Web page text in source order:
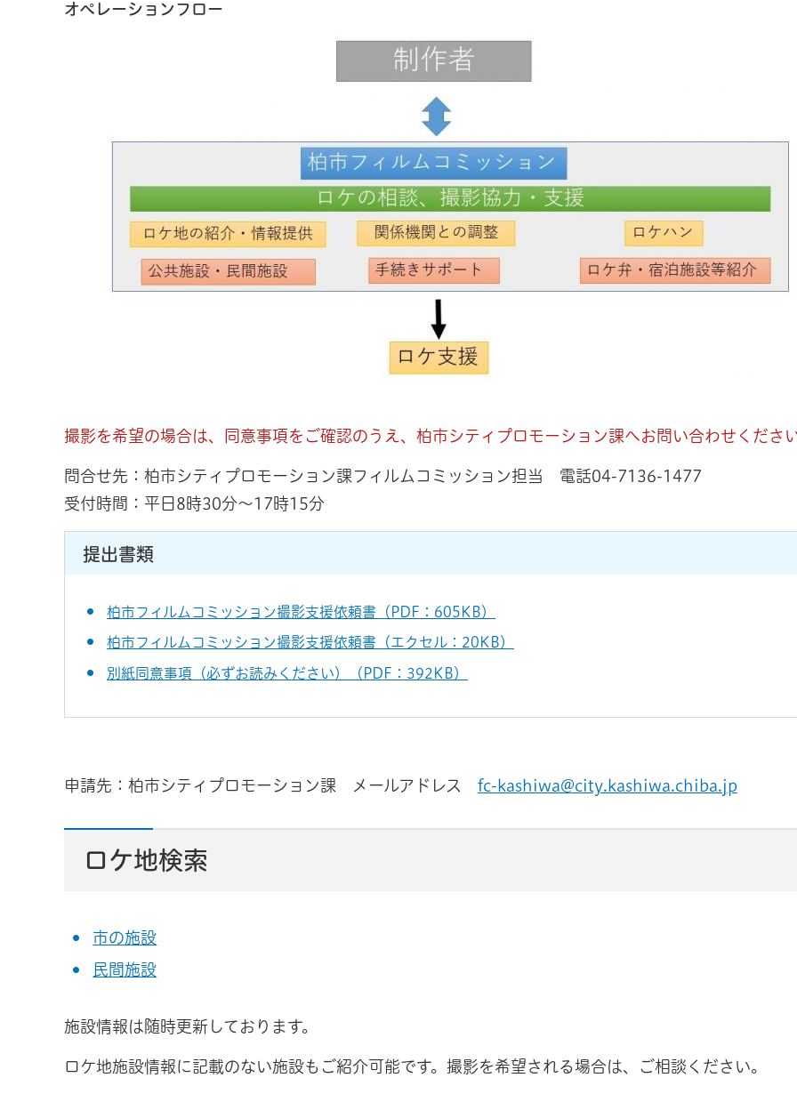
オペレーションフロー
撮影を希望の場合は、同意事項をご確認のうえ、柏市シティプロモーション課へお問い合わせくださ
問合せ先：柏市シティプロモーション課フィルムコミッション担当 電話04-7136-1477
受付時間：平日8時30分～17時15分
提出書類
柏市フィルムコミッション撮影支援依頼書（PDF：605KB）
柏市フィルムコミッション撮影支援依頼書（エクセル：20KB）
別紙同意事項（必ずお読みください）（PDF：392KB）
申請先：柏市シティプロモーション課 メールアドレス fc-kashiwa@city.kashiwa.chiba.jp
ロケ地検索
市の施設
民間施設
施設情報は随時更新しております。
ロケ地施設情報に記載のない施設もご紹介可能です。撮影を希望される場合は、ご相談ください。